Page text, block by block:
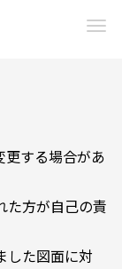
更する場合があ
た方が自己の責
した図面に対